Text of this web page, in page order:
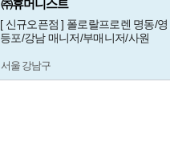
㈜휴머니스트
[ 신규오픈점 ] 폴로랄프로렌 명동/영
등포/강남 매니저/부매니저/사원
서울 강남구